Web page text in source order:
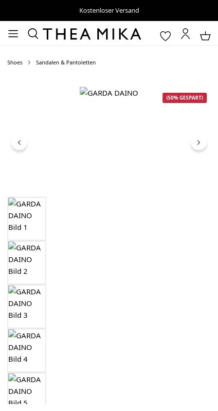
Kostenloser Versand
Shoes Sandalen & Pantoletten
Bildergalerie überspringen
(50% GESPART)